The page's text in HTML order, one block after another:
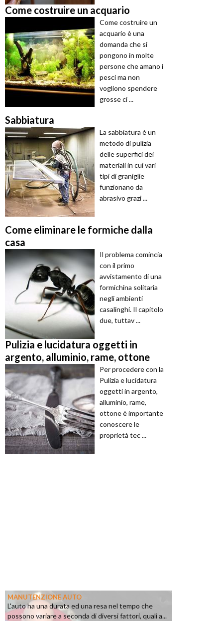
Come costruire un acquario
Come costruire un
acquario è una
domanda che si
pongono in molte
persone che amano i
pesci ma non
vogliono spendere
grosse ci ...
Sabbiatura
La sabbiatura è un
metodo di pulizia
delle superfici dei
materiali in cui vari
tipi di graniglie
funzionano da
abrasivo grazi ...
Come eliminare le formiche dalla
casa
Il problema comincia
con il primo
avvistamento di una
formichina solitaria
negli ambienti
casalinghi. Il capitolo
due, tuttav ...
Pulizia e lucidatura oggetti in
argento, alluminio, rame, ottone
Per procedere con la
Pulizia e lucidatura
oggetti in argento,
alluminio, rame,
ottone è importante
conoscere le
proprietà tec ...
MANUTENZIONE AUTO
L'auto ha una durata ed una resa nel tempo che
possono variare a seconda di diversi fattori, quali a...